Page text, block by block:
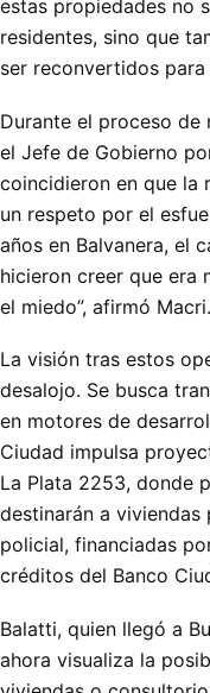
estas propiedades no
residentes, sino que
ser reconvertidos
Durante el proceso
el Jefe de Gobierno
coincidieron en que la
un respeto por el
años en Balvanera, el
hicieron creer que era
el miedo”, afirmó Macri.
La visión tras estos
desalojo. Se busca
en motores de
Ciudad impulsa
La Plata 2253, donde
destinarán a viviendas
policial, financiadas
créditos del Banco
Balatti, quien llegó a
ahora visualiza la